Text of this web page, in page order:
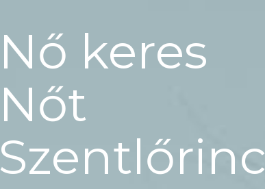
Nő keres
Nőt
Szentlőrinc